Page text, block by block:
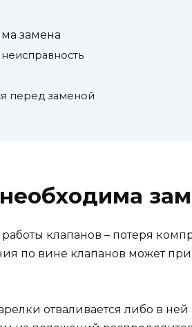
замена
перед заменой
клапанов – потеря
по вине клапанов может
отваливается либо в ней